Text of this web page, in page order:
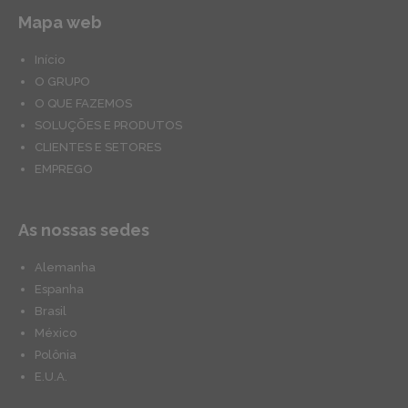
Mapa web
Início
O GRUPO
O QUE FAZEMOS
SOLUÇÕES E PRODUTOS
CLIENTES E SETORES
EMPREGO
As nossas sedes
Alemanha
Espanha
Brasil
México
Polônia
E.U.A.